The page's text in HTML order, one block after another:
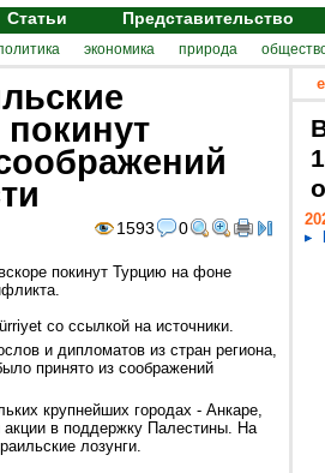
Статьи Представительство
экономика природа
1593 0
покинут Турцию на фоне
со ссылкой на источники.
и дипломатов из стран региона,
принято из соображений
крупнейших городах - Анкаре,
в поддержку Палестины. На
лозунги.